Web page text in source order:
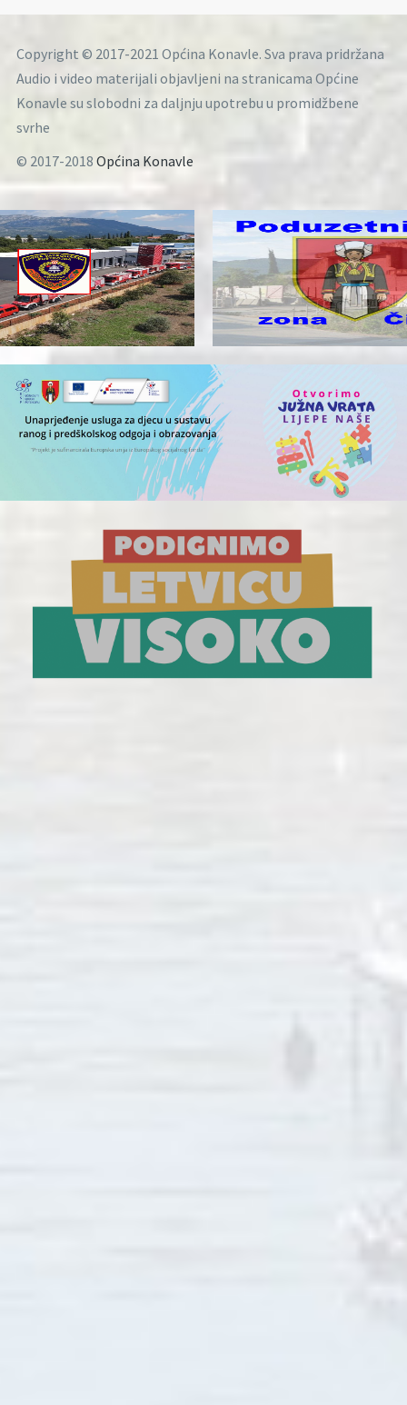
Copyright © 2017-2021 Općina Konavle. Sva prava pridržana
Audio i video materijali objavljeni na stranicama Općine
Konavle su slobodni za daljnju upotrebu u promidžbene
svrhe
© 2017-2018 Općina Konavle